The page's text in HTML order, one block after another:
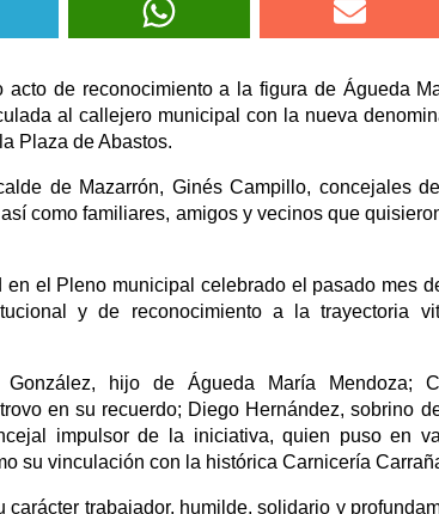
de reconocimiento a la figura de Águeda
al callejero municipal con la nueva
Plaza de Abastos.
de Mazarrón, Ginés Campillo, concejales
como familiares, amigos y vecinos que
el Pleno municipal celebrado el pasado mes
y de reconocimiento a la trayectoria
González, hijo de Águeda María Mendoza;
en su recuerdo; Diego Hernández, sobrino
impulsor de la iniciativa, quien puso en
su vinculación con la histórica Carnicería
trabajador, humilde, solidario y